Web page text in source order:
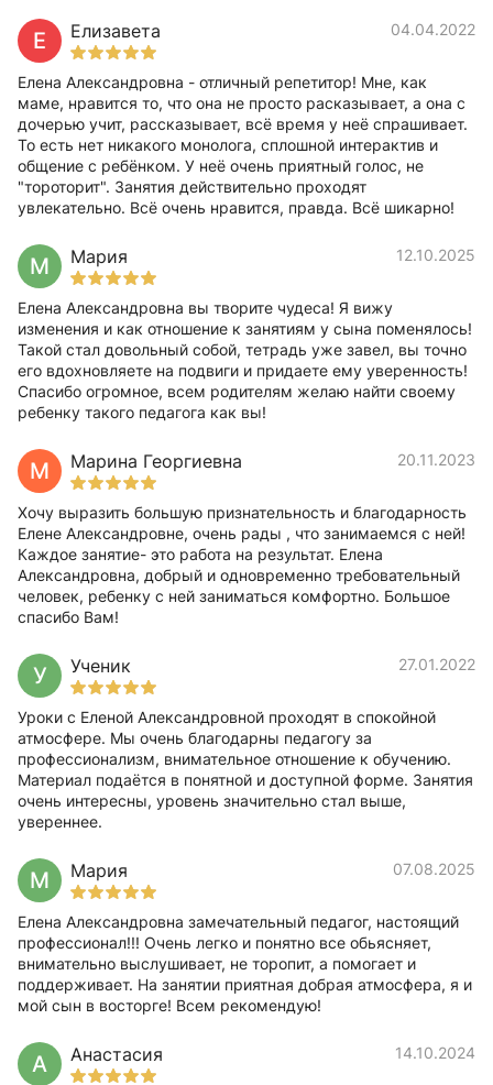
Е Елизавета 04.04.2022
Елена Александровна - отличный репетитор! Мне, как
маме, нравится то, что она не просто расказывает, а она с
дочерью учит, рассказывает, всё время у неё спрашивает.
То есть нет никакого монолога, сплошной интерактив и
общение с ребёнком. У неё очень приятный голос, не
"тороторит". Занятия действительно проходят
увлекательно. Всё очень нравится, правда. Всё шикарно!
М Мария 12.10.2025
Елена Александровна вы творите чудеса! Я вижу
изменения и как отношение к занятиям у сына поменялось!
Такой стал довольный собой, тетрадь уже завел, вы точно
его вдохновляете на подвиги и придаете ему уверенность!
Спасибо огромное, всем родителям желаю найти своему
ребенку такого педагога как вы!
М Марина Георгиевна 20.11.2023
Хочу выразить большую признательность и благодарность
Елене Александровне, очень рады , что занимаемся с ней!
Каждое занятие- это работа на результат. Елена
Александровна, добрый и одновременно требовательный
человек, ребенку с ней заниматься комфортно. Большое
спасибо Вам!
У Ученик 27.01.2022
Уроки с Еленой Александровной проходят в спокойной
атмосфере. Мы очень благодарны педагогу за
профессионализм, внимательное отношение к обучению.
Материал подаётся в понятной и доступной форме. Занятия
очень интересны, уровень значительно стал выше,
увереннее.
М Мария 07.08.2025
Елена Александровна замечательный педагог, настоящий
профессионал!!! Очень легко и понятно все обьясняет,
внимательно выслушивает, не торопит, а помогает и
поддерживает. На занятии приятная добрая атмосфера, я и
мой сын в восторге! Всем рекомендую!
А Анастасия 14.10.2024